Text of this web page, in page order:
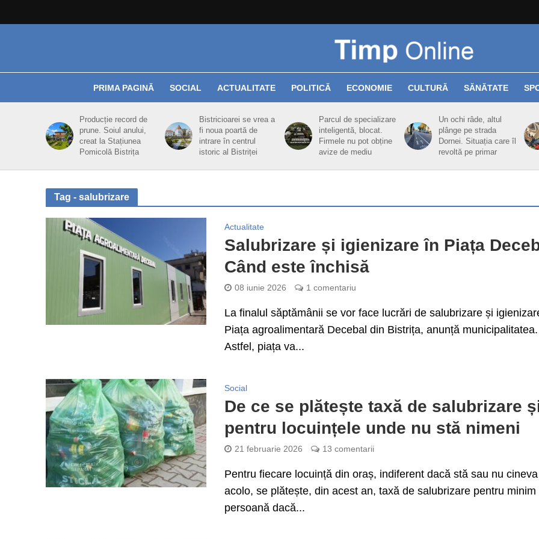
PRIMA PAGINĂ SOCIAL ACTUALITATE POLITICĂ ECONOMIE CULTURĂ SĂNĂTATE
Producție record de
prune. Soiul anului,
creat la Stațiunea
Pomicolă Bistrița
Bistricioarei se vrea a
fi noua poartă de
intrare în centrul
istoric al Bistriței
Parcul de specializare
inteligentă, blocat.
Firmele nu pot obține
avize de mediu
Un ochi râde, altul
plânge pe strada
Dornei. Situația care îl
revoltă pe primar
Tag - salubrizare
Actualitate
Salubrizare și igienizare în Piața
Când este închisă
08 iunie 2026 1 comentariu
La finalul săptămânii se vor face lucrări de salubrizare și
Piața agroalimentară Decebal din Bistrița, anunță municipalitatea.
Astfel, piața va...
Social
De ce se plătește taxă de salubrizare
pentru locuințele unde nu stă nimeni
21 februarie 2026 13 comentarii
Pentru fiecare locuință din oraș, indiferent dacă stă sau nu cineva
acolo, se plătește, din acest an, taxă de salubrizare pentru minim
persoană dacă...